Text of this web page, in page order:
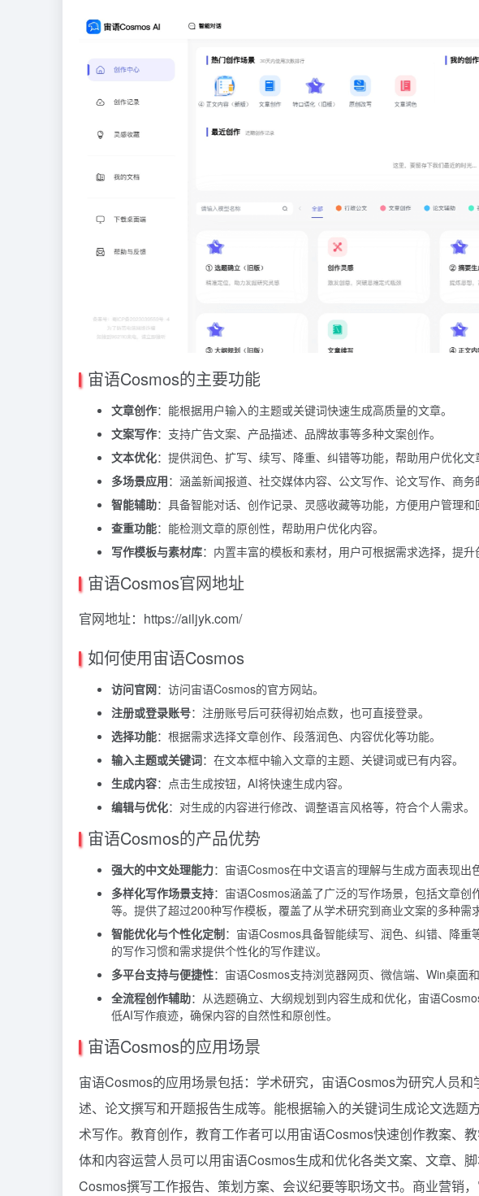
宙语Cosmos的主要功能
文章创作：能根据用户输入的主题或关键词快速生成高质量的文章。
文案写作：支持广告文案、产品描述、品牌故事等多种文案创作。
文本优化：提供润色、扩写、续写、降重、纠错等功能，帮助用户优化文
多场景应用：涵盖新闻报道、社交媒体内容、公文写作、论文写作、商务
智能辅助：具备智能对话、创作记录、灵感收藏等功能，方便用户管理和
查重功能：能检测文章的原创性，帮助用户优化内容。
写作模板与素材库：内置丰富的模板和素材，用户可根据需求选择，提升
宙语Cosmos官网地址
官网地址：https://ailjyk.com/
如何使用宙语Cosmos
访问官网：访问宙语Cosmos的官方网站。
注册或登录账号：注册账号后可获得初始点数，也可直接登录。
选择功能：根据需求选择文章创作、段落润色、内容优化等功能。
输入主题或关键词：在文本框中输入文章的主题、关键词或已有内容。
生成内容：点击生成按钮，AI将快速生成内容。
编辑与优化：对生成的内容进行修改、调整语言风格等，符合个人需求。
宙语Cosmos的产品优势
强大的中文处理能力：宙语Cosmos在中文语言的理解与生成方面表现出
多样化写作场景支持：宙语Cosmos涵盖了广泛的写作场景，包括文章
等。提供了超过200种写作模板，覆盖了从学术研究到商业文案的多种需求
智能优化与个性化定制：宙语Cosmos具备智能续写、润色、纠错、降
的写作习惯和需求提供个性化的写作建议。
多平台支持与便捷性：宙语Cosmos支持浏览器网页、微信端、Win桌面
全流程创作辅助：从选题确立、大纲规划到内容生成和优化，宙语
低AI写作痕迹，确保内容的自然性和原创性。
宙语Cosmos的应用场景
宙语Cosmos的应用场景包括：学术研究，宙语Cosmos为研究人员
述、论文撰写和开题报告生成等。能根据输入的关键词生成论文选题
术写作。教育创作，教育工作者可以用宙语Cosmos快速创作教案、
体和内容运营人员可以用宙语Cosmos生成和优化各类文案、文章、
Cosmos撰写工作报告、策划方案、会议纪要等职场文书。商业营销